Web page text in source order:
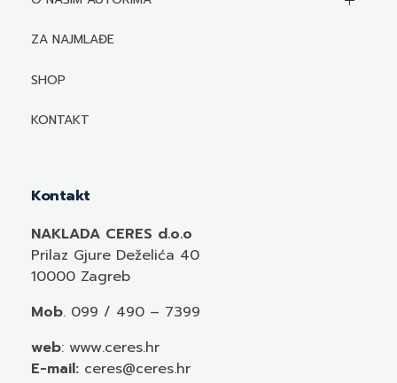
Biografije autora
Mediji o autorima i njihovim naslovima
ZA NAJMLAĐE
SHOP
KONTAKT
Kontakt
NAKLADA CERES d.o.o
Prilaz Gjure Deželića 40
10000 Zagreb
Mob. 099 / 490 – 7399
web: www.ceres.hr
E-mail: ceres@ceres.hr